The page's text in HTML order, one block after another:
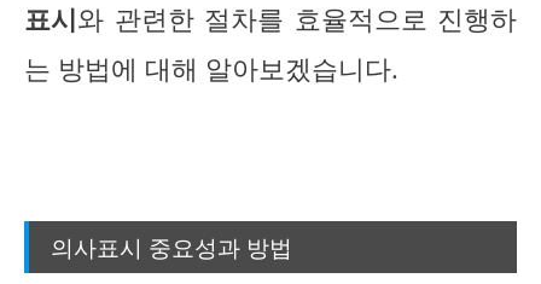
표시와 관련한 절차를 효율적으로 진행하
는 방법에 대해 알아보겠습니다.
의사표시 중요성과 방법